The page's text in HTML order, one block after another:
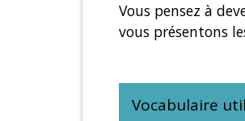
Vous pensez à
vous présentons
Vocabulaire